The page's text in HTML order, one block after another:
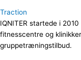
Traction
IQNITER startede i
fitnesscentre og
gruppetræningstilbud.